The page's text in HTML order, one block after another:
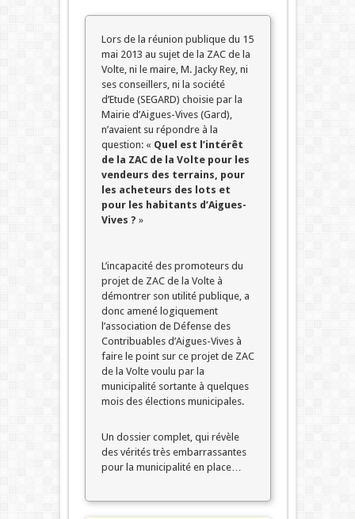
Lors de la réunion publique du 15
mai 2013 au sujet de la ZAC de la
Volte, ni le maire, M. Jacky Rey, ni
ses conseillers, ni la société
d’Etude (SEGARD) choisie par la
Mairie d’Aigues-Vives (Gard),
n’avaient su répondre à la
question: « Quel est l’intérêt
de la ZAC de la Volte pour les
vendeurs des terrains, pour
les acheteurs des lots et
pour les habitants d’Aigues-
Vives ? »
L’incapacité des promoteurs du
projet de ZAC de la Volte à
démontrer son utilité publique, a
donc amené logiquement
l’association de Défense des
Contribuables d’Aigues-Vives à
faire le point sur ce projet de ZAC
de la Volte voulu par la
municipalité sortante à quelques
mois des élections municipales.
Un dossier complet, qui révèle
des vérités très embarrassantes
pour la municipalité en place…